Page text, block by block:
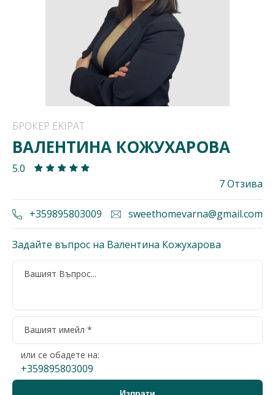
БРОКЕР EKIPAT
ВАЛЕНТИНА КОЖУХАРОВА
5.0
7 Отзива
+359895803009 sweethomevarna@gmail.com
Задайте въпрос на Валентина Кожухарова
или се обадете на:
+359895803009